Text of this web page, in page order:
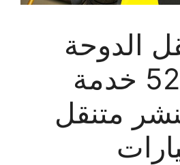
الدوحة
52227338 خدمة
متنقل